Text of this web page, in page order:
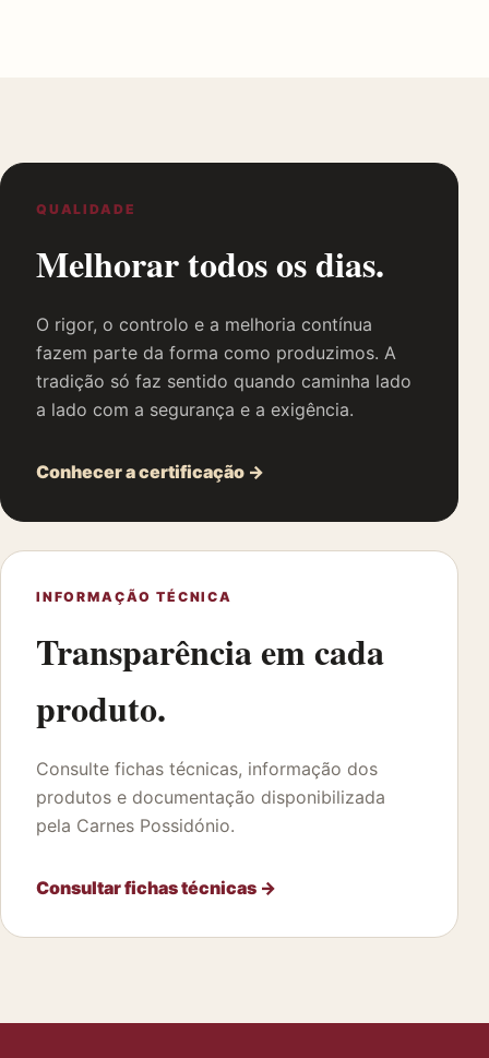
QUALIDADE
Melhorar todos os dias.
O rigor, o controlo e a melhoria contínua
fazem parte da forma como produzimos. A
tradição só faz sentido quando caminha lado
a lado com a segurança e a exigência.
Conhecer a certificação →
INFORMAÇÃO TÉCNICA
Transparência em cada
produto.
Consulte fichas técnicas, informação dos
produtos e documentação disponibilizada
pela Carnes Possidónio.
Consultar fichas técnicas →